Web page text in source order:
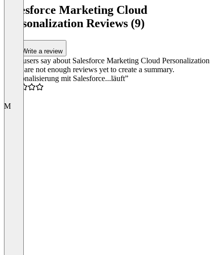
Salesforce Marketing Cloud
Personalization Reviews (9)
Write a review
What users say about Salesforce Marketing Cloud Personalization
There are not enough reviews yet to create a summary.
“Personalisierung mit Salesforce...läuft”
M